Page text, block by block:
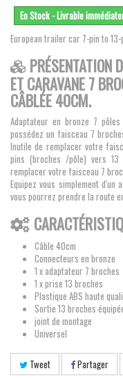
En Stock - Livrable
European trailer car 7-pin to
PRÉSENTATION
ET CARAVANE 7
CÂBLÉE 40CM.
Adaptateur en bronze 7
possédez un faisceau 7
Inutile de remplacer votre
pins (broches /pôle) vers
remplacer votre faisceau 7
Equipez vous simplement
vous pourrez prendre la route
Câble 40cm
Connecteurs en bronze
1 x adaptateur 7 broches
1 x prise 13 broches
Plastique ABS haute
Sortie 13 broches
joint de montage
Universel
Tweet Partager